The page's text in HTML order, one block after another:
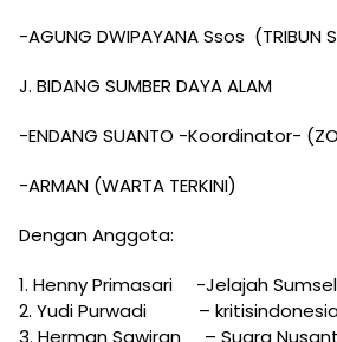
-AGUNG DWIPAYANA Ssos (TRIBUN
J. BIDANG SUMBER DAYA ALAM
-ENDANG SUANTO -Koordinator-
-ARMAN (WARTA TERKINI)
Dengan Anggota:
1. Henny Primasari -Jelajah Sumsel
2. Yudi Purwadi –
3. Herman Sawiran – Suara